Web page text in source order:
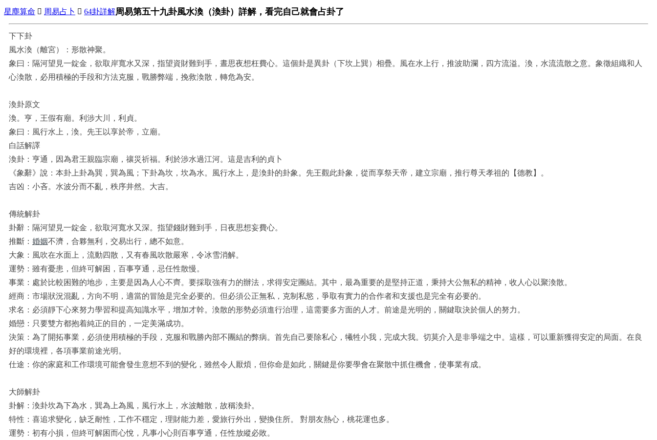
星塵算命  周易占卜  64卦詳解周易第五十九卦風水渙（渙卦）詳解，看完自己就會占卦了
下下卦
風水渙（離宮）：形散神聚。
象曰：隔河望見一錠金，欲取岸寬水又深，指望資財難到手，晝思夜想枉費心。這個卦是異卦（下坎上巽）相疊。風在水上行，推波助瀾，四方流溢。渙，水流流散之意。象徵組織和人
心渙散，必用積極的手段和方法克服，戰勝弊端，挽救渙散，轉危為安。
渙卦原文
渙。亨，王假有廟。利涉大川，利貞。
象曰：風行水上，渙。先王以享於帝，立廟。
白話解譯
渙卦：亨通，因為君王親臨宗廟，禳災祈福。利於涉水過江河。這是吉利的貞卜
《象辭》說：本卦上卦為巽，巽為風；下卦為坎，坎為水。風行水上，是渙卦的卦象。先王觀此卦象，從而享祭天帝，建立宗廟，推行尊天孝祖的【德教】。
吉凶：小吝。水波分而不亂，秩序井然。大吉。
傳統解卦
卦辭：隔河望見一錠金，欲取河寬水又深。指望錢財難到手，日夜思想妄費心。
推斷： 婚姻不濟，合夥無利，交易出行，總不如意。
大象：風吹在水面上，流動四散，又有春風吹散嚴寒，令冰雪消解。
運勢：雖有憂患，但終可解困，百事亨通，忌任性散慢。
事業：處於比較困難的地步，主要是因為人心不齊。要採取強有力的辦法，求得安定團結。其中，最為重要的是堅持正道，秉持大公無私的精神，收人心以聚渙散。
經商：市場狀況混亂，方向不明，適當的冒險是完全必要的。但必須公正無私，克制私慾，爭取有實力的合作者和支援也是完全有必要的。
求名：必須靜下心來努力學習和提高知識水平，增加才幹。渙散的形勢必須進行治理，這需要多方面的人才。前途是光明的，關鍵取決於個人的努力。
婚戀：只要雙方都抱着純正的目的，一定美滿成功。
決策：為了開拓事業，必須使用積極的手段，克服和戰勝內部不團結的弊病。首先自己要除私心，犧牲小我，完成大我。切莫介入是非爭端之中。這樣，可以重新獲得安定的局面。在良
好的環境裡，各項事業前途光明。
仕途：你的家庭和工作環境可能會發生意想不到的變化，雖然令人厭煩，但你命是如此，關鍵是你要學會在聚散中抓住機會，使事業有成。
大師解卦
卦解：渙卦坎為下為水，巽為上為風，風行水上，水波離散，故稱渙卦。
特性：喜追求變化，缺乏耐性，工作不穩定，理財能力差，愛旅行外出，變換住所。 對朋友熱心，桃花運也多。
運勢：初有小損，但終可解困而心悅，凡事小心則百事亨通，任性放縱必敗。